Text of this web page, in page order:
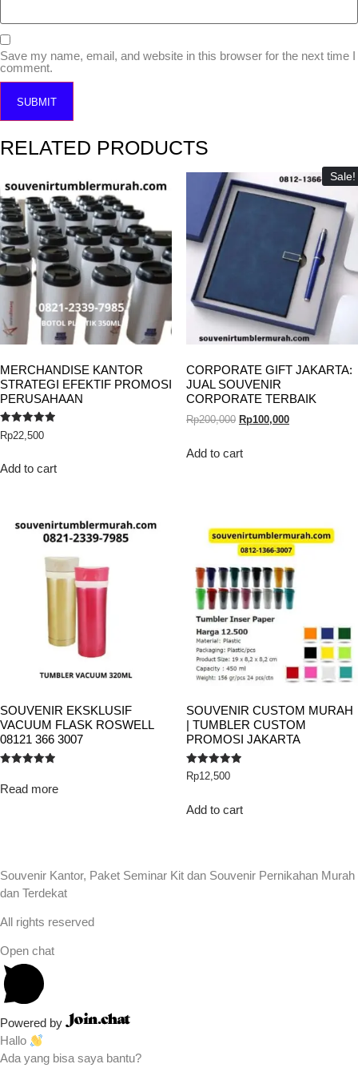
Save my name, email, and website in this browser for the next time I
comment.
RELATED PRODUCTS
MERCHANDISE KANTOR
STRATEGI EFEKTIF PROMOSI
PERUSAHAAN
Rated
5.00
Rp22,500
Add to cart
Sale!
CORPORATE GIFT JAKARTA:
JUAL SOUVENIR
CORPORATE TERBAIK
Rp200,000 Rp100,000
Add to cart
SOUVENIR EKSKLUSIF
VACUUM FLASK ROSWELL
08121 366 3007
5.00
out of 5
Read more
SOUVENIR CUSTOM MURAH
| TUMBLER CUSTOM
PROMOSI JAKARTA
Rated
5.00
Rp12,500
Add to cart
Souvenir Kantor, Paket Seminar Kit dan Souvenir Pernikahan Murah
dan Terdekat
All rights reserved
Open chat
Powered by
Hallo
Ada yang bisa saya bantu?